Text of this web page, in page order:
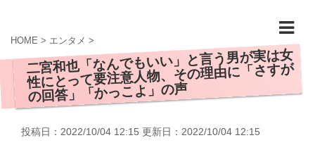
HOME > エンタメ >
二宮和也「なんでもいい」と言う男が実は女
性にとって要注意人物、その理由に「さすが
の回答」「かっこよ」の声
投稿日：2022/10/04 12:15 更新日： 2022/10/04 12:15